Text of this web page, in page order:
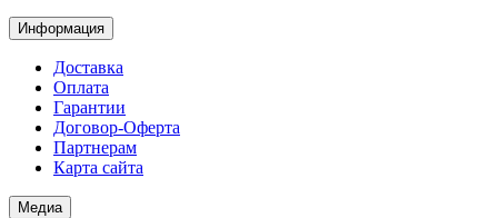
Информация
Доставка
Оплата
Гарантии
Договор-Оферта
Партнерам
Карта сайта
Медиа